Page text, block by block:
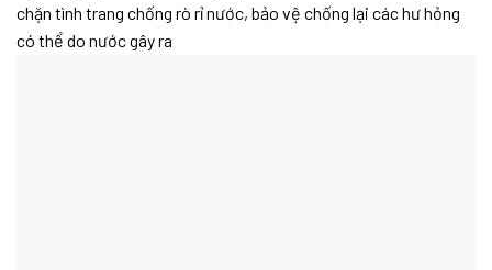
chặn tình trang chống rò rỉ nước, bảo vệ chống lại các hư hỏng
có thể do nước gây ra